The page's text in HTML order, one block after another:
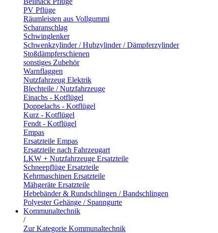
PV Pflüge
Räumleisten aus Vollgummi
Scharanschlag
Schwinglenker
Schwenkzylinder / Hubzylinder / Dämpferzylinder
Stoßdämpferschienen
sonstiges Zubehör
Warnflaggen
Nutzfahrzeug Elektrik
Blechteile / Nutzfahrzeuge
Einachs - Kotflügel
Doppelachs - Kotflügel
Kurz - Kotflügel
Fendt - Kotflügel
Empas
Ersatzteile Empas
Ersatzteile nach Fahrzeugart
LKW + Nutzfahrzeuge Ersatzteile
Schneepflüge Ersatzteile
Kehrmaschinen Ersatzteile
Mähgeräte Ersatzteile
Hebebänder & Rundschlingen / Bandschlingen
Polyester Gehänge / Spanngurte
Kommunaltechnik
/
Zur Kategorie Kommunaltechnik